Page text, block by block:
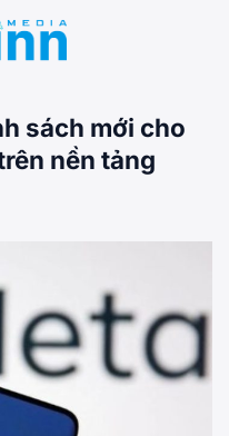
sách mới cho
nền tảng